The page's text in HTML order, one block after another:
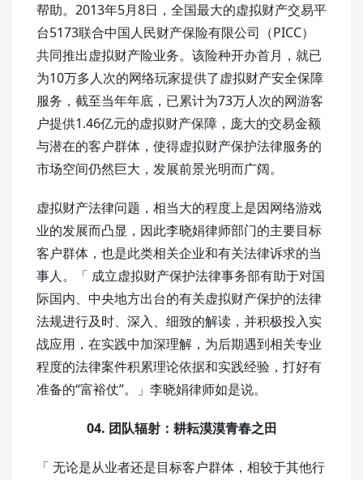
帮助。2013年5月8日，全国最大的虚拟财产交易平
台5173联合中国人民财产保险有限公司（PICC）
共同推出虚拟财产险业务。该险种开办首月，就已
为10万多人次的网络玩家提供了虚拟财产安全保障
服务，截至当年年底，已累计为73万人次的网游客
户提供1.46亿元的虚拟财产保障，庞大的交易金额
与潜在的客户群体，使得虚拟财产保护法律服务的
市场空间仍然巨大，发展前景光明而广阔。
虚拟财产法律问题，相当大的程度上是因网络游戏
业的发展而凸显，因此李晓娟律师部门的主要目标
客户群体，也是此类相关企业和有关法律诉求的当
事人。「 成立虚拟财产保护法律事务部有助于对国
际国内、中央地方出台的有关虚拟财产保护的法律
法规进行及时、深入、细致的解读，并积极投入实
战应用，在实践中加深理解，为后期遇到相关专业
程度的法律案件积累理论依据和实践经验，打好有
准备的“富裕仗”。」李晓娟律师如是说。
04. 团队辐射：耕耘漠漠青春之田
「 无论是从业者还是目标客户群体，相较于其他行